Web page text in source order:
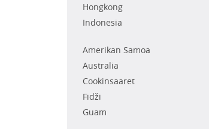
Hongkong
Indonesia
Amerikan Samoa
Australia
Cookinsaaret
Fidži
Guam